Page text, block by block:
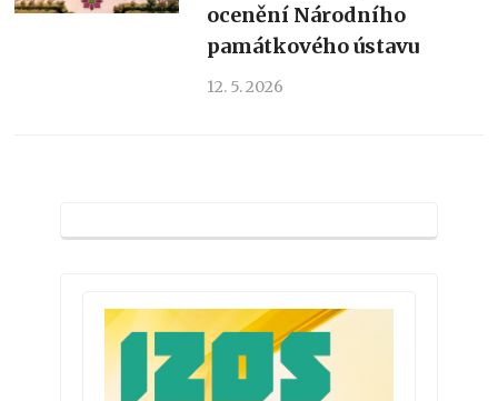
ocenění Národního
památkového ústavu
12. 5. 2026